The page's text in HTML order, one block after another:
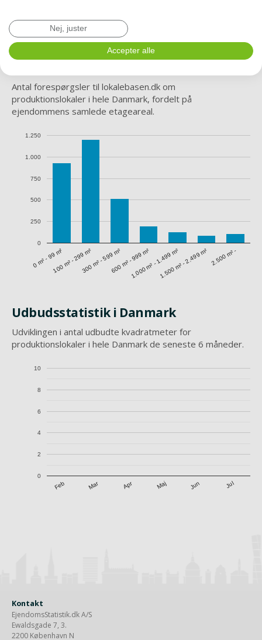
Revisorerklæring omkring IT processer i
relation til udbudsstatistik.
Antal forespørgsler til lokalebasen.dk om
produktionslokaler i hele Danmark, fordelt på
ejendommens samlede etageareal.
0 m² - 99 m²100 m² - 299 m²300 m² - 599 m²600 m² - 999 m²1.000 m² - 1.499 m²1.500 m² - 2.499 m² 2.500 m² -
0
250
500
750
1.000
1.250
Udbudsstatistik i Danmark
Udviklingen i antal udbudte kvadratmeter for
produktionslokaler i hele Danmark de seneste 6 måneder.
Feb Mar Apr Maj Jun Jul
0
2
4
6
8
10
Kontakt
EjendomsStatistik.dk A/S
Ewaldsgade 7, 3.
2200 København N
Nej, juster
Accepter alle